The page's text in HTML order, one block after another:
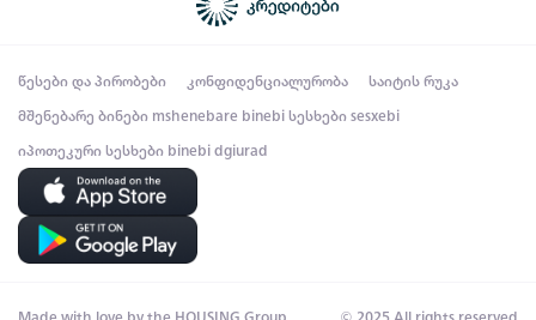
წესები და პირობები კონფიდენციალურობა საიტის რუკა
მშენებარე ბინები mshenebare binebi სესხები sesxebi
იპოთეკური სესხები binebi dgiurad